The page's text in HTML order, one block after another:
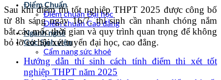
Điểm Chuẩn
Điểm chuẩn Đại học
Điểm chuẩn Cao đẳng
Ngành nghề
Góc Sinh viên
Cẩm nang sức khoẻ
Sau khi điểm thi tốt nghiệp THPT 2025 được công bố
từ 8h sáng ngày 16/7, thí sinh cần nhanh chóng nắm
bắt các mốc thời gian và quy trình quan trọng để không
bỏ lỡ cơ hội xét tuyển đại học, cao đẳng.
Hướng dẫn thí sinh cách tính điểm thi xét tốt
nghiệp THPT năm 2025